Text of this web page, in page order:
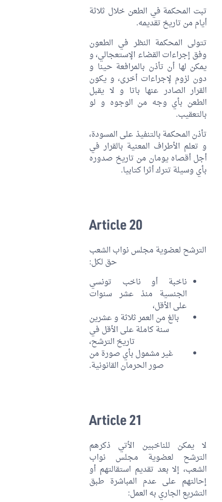
تبت المحكمة في الطعن خلال ثلاثة
أيام من تاريخ تقديمه.
تتولى المحكمة النظر في الطعون
وفق إجراءات القضاء الإستعجالي، و
يمكن لها أن تأذن بالمرافعة حينا و
دون لزوم لإجراءات أخرى، و يكون
القرار الصادر عنها باتا و لا يقبل
الطعن بأي وجه من الوجوه و لو
بالتعقيب.
تأذن المحكمة بالتنفيذ على المسودة،
و تعلم الأطراف المعنية بالقرار في
أجل أقصاه يومان من تاريخ صدوره
بأي وسيلة تترك أثرا كتابيا.
Article 20
الترشح لعضوية مجلس نواب الشعب
حق لكل:
ناخبة أو ناخب تونسي
الجنسية منذ عشر سنوات
على الأقل،
بالغ من العمر ثلاثة و عشرين
سنة كاملة على الأقل في
تاريخ الترشح،
غير مشمول بأي صورة من
صور الحرمان القانونية.
Article 21
لا يمكن للناخبين الأتي ذكرهم
الترشح لعضوية مجلس نواب
الشعب، إلا بعد تقديم استقالتهم أو
إحالتهم على عدم المباشرة طبق
التشريع الجاري به العمل: